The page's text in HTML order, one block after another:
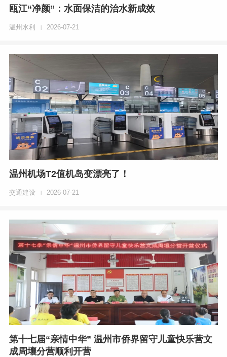
瓯江“净颜”：水面保洁的治水新成效
温州水利 | 2026-07-21
温州机场T2值机岛变漂亮了！
交通建设 | 2026-07-21
第十七届“亲情中华” 温州市侨界留守儿童快乐营文
成周壤分营顺利开营